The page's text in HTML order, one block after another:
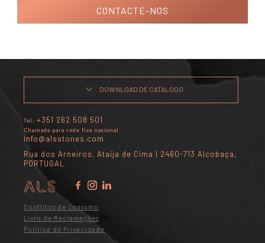
CONTACTE-NOS
DOWNLOAD DE CATÁLOGO
Tel: +351 262 508 501
Chamada para rede fixa nacional
info@alsstones.com
Rua dos Arneiros, Ataíja de Cima | 2460-713 Alcobaça,
PORTUGAL
Conflitos de consumo
Livro de Reclamações
Política de Privacidade